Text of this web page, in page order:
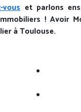
vouset parlons
! Avoir
à Toulouse.